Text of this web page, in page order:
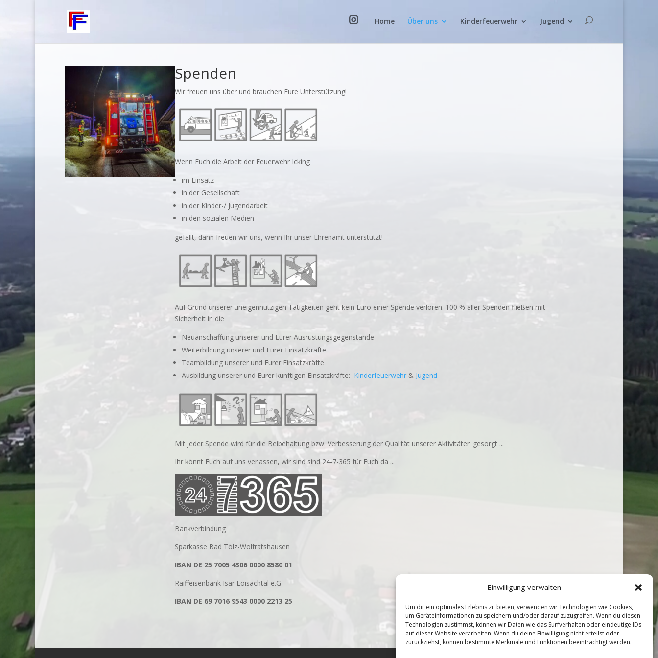
Einwilligung verwalten
Um dir ein optimales Erlebnis zu bieten, verwenden wir Technologien wie Cookies,
um Geräteinformationen zu speichern und/oder darauf zuzugreifen. Wenn du diesen
Technologien zustimmst, können wir Daten wie das Surfverhalten oder eindeutige IDs
auf dieser Website verarbeiten. Wenn du deine Einwilligung nicht erteilst oder
zurückziehst, können bestimmte Merkmale und Funktionen beeinträchtigt werden.
Home Über uns Kinderfeuerwehr Jugend
Spenden
Wir freuen uns über und brauchen Eure Unterstützung!
Wenn Euch die Arbeit der Feuerwehr Icking
im Einsatz
in der Gesellschaft
in der Kinder-/ Jugendarbeit
in den sozialen Medien
gefällt, dann freuen wir uns, wenn Ihr unser Ehrenamt unterstützt!
Auf Grund unserer uneigennützigen Tätigkeiten geht kein Euro einer Spende verloren. 100 % aller Spenden fließen mit
Sicherheit in die
Neuanschaffung unserer und Eurer Ausrüstungsgegenstände
Weiterbildung unserer und Eurer Einsatzkräfte
Teambildung unserer und Eurer Einsatzkräfte
Ausbildung unserer und Eurer künftigen Einsatzkräfte: Kinderfeuerwehr & Jugend
Mit jeder Spende wird für die Beibehaltung bzw. Verbesserung der Qualität unserer Aktivitäten gesorgt ...
Ihr könnt Euch auf uns verlassen, wir sind sind 24-7-365 für Euch da ...
Bankverbindung
Sparkasse Bad Tölz-Wolfratshausen
IBAN DE 25 7005 4306 0000 8580 01
Raiffeisenbank Isar Loisachtal e.G
IBAN DE 69 7016 9543 0000 2213 25